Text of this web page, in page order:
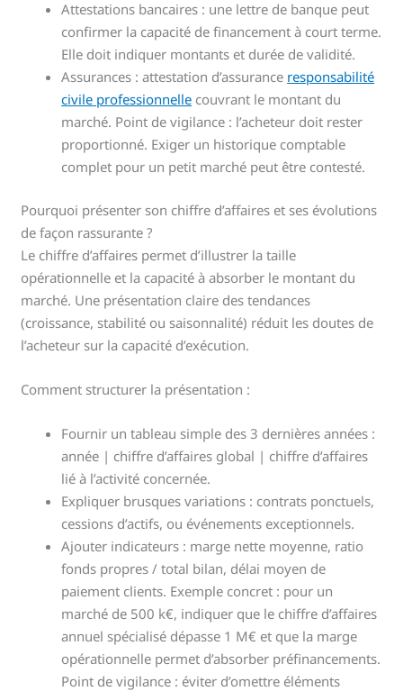
Attestations bancaires : une lettre de banque peut
confirmer la capacité de financement à court terme.
Elle doit indiquer montants et durée de validité.
Assurances : attestation d’assurance responsabilité
civile professionnelle couvrant le montant du
marché. Point de vigilance : l’acheteur doit rester
proportionné. Exiger un historique comptable
complet pour un petit marché peut être contesté.
Pourquoi présenter son chiffre d’affaires et ses évolutions
de façon rassurante ?
Le chiffre d’affaires permet d’illustrer la taille
opérationnelle et la capacité à absorber le montant du
marché. Une présentation claire des tendances
(croissance, stabilité ou saisonnalité) réduit les doutes de
l’acheteur sur la capacité d’exécution.
Comment structurer la présentation :
Fournir un tableau simple des 3 dernières années :
année | chiffre d’affaires global | chiffre d’affaires
lié à l’activité concernée.
Expliquer brusques variations : contrats ponctuels,
cessions d’actifs, ou événements exceptionnels.
Ajouter indicateurs : marge nette moyenne, ratio
fonds propres / total bilan, délai moyen de
paiement clients. Exemple concret : pour un
marché de 500 k€, indiquer que le chiffre d’affaires
annuel spécialisé dépasse 1 M€ et que la marge
opérationnelle permet d’absorber préfinancements.
Point de vigilance : éviter d’omettre éléments